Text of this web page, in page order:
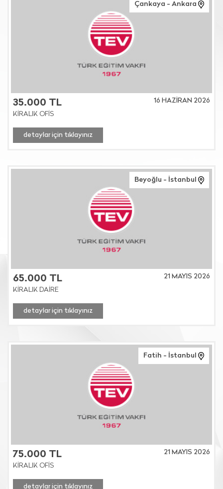
Çankaya - Ankara
35.000 TL
16 HAZİRAN 2026
KİRALIK OFİS
detaylar için tıklayınız
Beyoğlu - İstanbul
65.000 TL
21 MAYIS 2026
KİRALIK DAİRE
detaylar için tıklayınız
Fatih - İstanbul
75.000 TL
21 MAYIS 2026
KİRALIK OFİS
detaylar için tıklayınız